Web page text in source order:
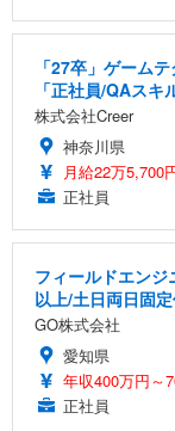
「27卒」ゲーム
「正社員/QAスキ
株式会社Creer
神奈川県
月給22万5,700
正社員
フィールドエン
以上/土日両日固
GO株式会社
愛知県
年収400万円～
正社員